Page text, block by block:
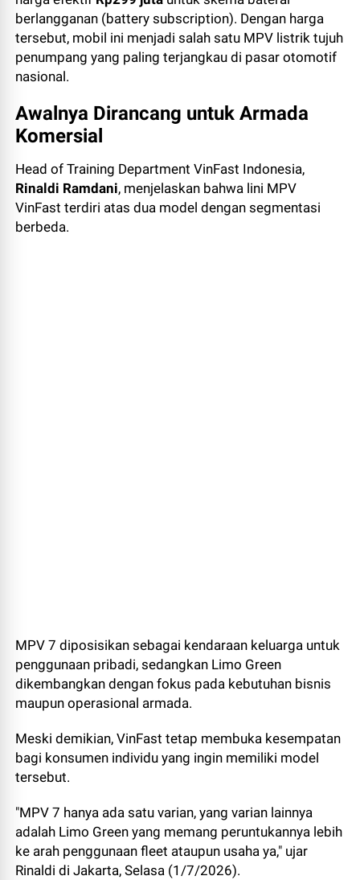
berlangganan (battery subscription). Dengan harga
tersebut, mobil ini menjadi salah satu MPV listrik tujuh
penumpang yang paling terjangkau di pasar otomotif
nasional.
Awalnya Dirancang untuk Armada
Komersial
Head of Training Department VinFast Indonesia,
Rinaldi Ramdani, menjelaskan bahwa lini MPV
VinFast terdiri atas dua model dengan segmentasi
berbeda.
MPV 7 diposisikan sebagai kendaraan keluarga untuk
penggunaan pribadi, sedangkan Limo Green
dikembangkan dengan fokus pada kebutuhan bisnis
maupun operasional armada.
Meski demikian, VinFast tetap membuka kesempatan
bagi konsumen individu yang ingin memiliki model
tersebut.
"MPV 7 hanya ada satu varian, yang varian lainnya
adalah Limo Green yang memang peruntukannya lebih
ke arah penggunaan fleet ataupun usaha ya," ujar
Rinaldi di Jakarta, Selasa (1/7/2026).